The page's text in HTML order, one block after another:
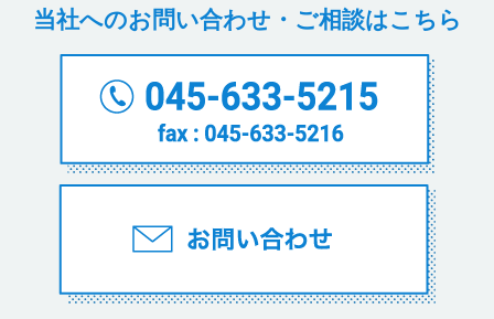
当社へのお問い合わせ・ご相談はこちら